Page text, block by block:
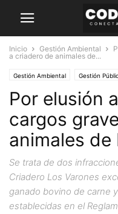
Inicio Gestión Ambiental
a criadero de animales de...
Gestión Ambiental Gestión
Por elusión
cargos
animales de
Se trata de dos
Criadero Los Varones
ganado bovino de carne
establecidas en el